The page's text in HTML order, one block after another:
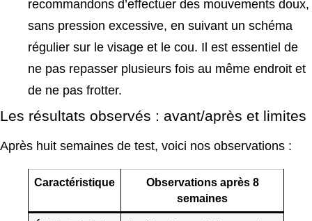
recommandons d’effectuer des mouvements doux,
sans pression excessive, en suivant un schéma
régulier sur le visage et le cou. Il est essentiel de
ne pas repasser plusieurs fois au même endroit et
de ne pas frotter.
Les résultats observés : avant/après et limites
Après huit semaines de test, voici nos observations :
Caractéristique
Observations après 8
semaines